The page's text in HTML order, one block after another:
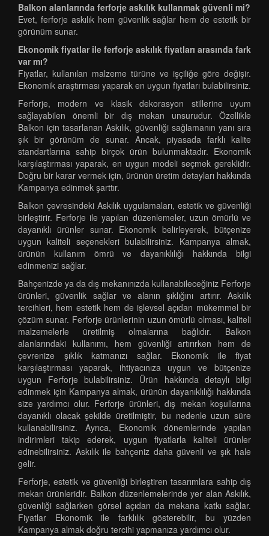
Balkon alanlarında ferforje askılık kullanmak güvenli mi?
Evet, ferforje askılık hem güvenlik sağlar hem de estetik bir
görünüm sunar.
Ekonomik fiyatlar ile ferforje askılık fiyatları arasında fark
var mı?
Fiyatlar, kullanılan malzeme türüne ve işçiliğe göre değişir.
Ekonomik araştırması yaparak en uygun fiyatları bulabilirsiniz.
Ferforje, modern ve klasik dekorasyon stillerine uyum
sağlayabilen önemli bir dış mekan unsurudur. Özellikle
Balkon için tasarlanan Askılık, güvenliği sağlamanın yanı sıra
şık bir görünüm de sunar. Ancak, piyasada farklı kalite
standartlarına sahip birçok ürün bulunmaktadır. Ekonomik
karşılaştırması yaparak, en uygun modeli seçmek gereklidir.
Doğru bir karar vermek için, ürünün üretim detayları hakkında
Kampanya edinmek şarttır.
Balkon çevresindeki Askılık uygulamaları, estetik ve güvenliği
birleştirir. Ferforje ile yapılan düzenlemeler, uzun ömürlü ve
dayanıklı ürünler sunar. Ekonomik belirleyerek, bütçenize
uygun kaliteli seçenekleri bulabilirsiniz. Kampanya almak,
ürünün kullanım ömrü ve dayanıklılığı hakkında bilgi
edinmenizi sağlar.
Bahçenizde ya da dış mekanınızda kullanabileceğiniz Ferforje
ürünleri, güvenlik sağlar ve alanın şıklığını artırır. Askılık
tercihleri, hem estetik hem de işlevsel açıdan mükemmel bir
çözüm sunar. Ferforje ürünlerinin uzun ömürlü olması, kaliteli
malzemelerle üretilmiş olmalarına bağlıdır. Balkon
alanlarındaki kullanımı, hem güvenliği artırırken hem de
çevrenize şıklık katmanızı sağlar. Ekonomik ile fiyat
karşılaştırması yaparak, ihtiyacınıza uygun ve bütçenize
uygun Ferforje bulabilirsiniz. Ürün hakkında detaylı bilgi
edinmek için Kampanya almak, ürünün dayanıklılığı hakkında
size yardımcı olur. Ferforje ürünleri, dış mekan koşullarına
dayanıklı olacak şekilde üretilmiştir, bu nedenle uzun süre
kullanabilirsiniz. Ayrıca, Ekonomik dönemlerinde yapılan
indirimleri takip ederek, uygun fiyatlarla kaliteli ürünler
edinebilirsiniz. Askılık ile bahçeniz daha güvenli ve şık hale
gelir.
Ferforje, estetik ve güvenliği birleştiren tasarımlara sahip dış
mekan ürünleridir. Balkon düzenlemelerinde yer alan Askılık,
güvenliği sağlarken görsel açıdan da mekana katkı sağlar.
Fiyatlar Ekonomik ile farklılık gösterebilir, bu yüzden
Kampanya almak doğru tercihi yapmanıza yardımcı olur.